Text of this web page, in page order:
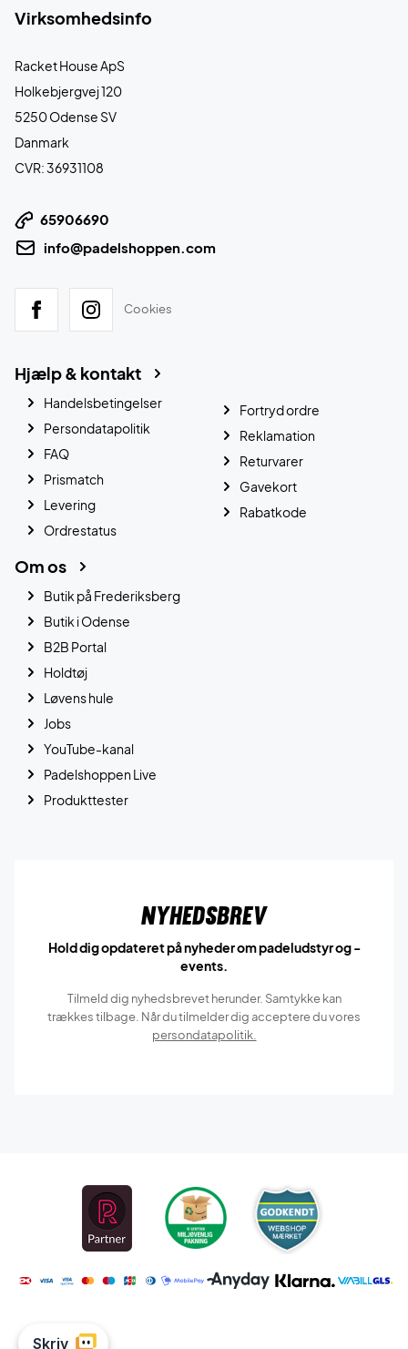
Virksomhedsinfo
Racket House ApS
Holkebjergvej 120
5250 Odense SV
Danmark
CVR: 36931108
65906690
info@padelshoppen.com
Cookies
Hjælp & kontakt
Handelsbetingelser
Persondatapolitik
FAQ
Prismatch
Levering
Ordrestatus
Fortryd ordre
Reklamation
Returvarer
Gavekort
Rabatkode
Om os
Butik på Frederiksberg
Butik i Odense
B2B Portal
Holdtøj
Løvens hule
Jobs
YouTube-kanal
Padelshoppen Live
Produkttester
Nyhedsbrev
Hold dig opdateret på nyheder om padeludstyr og -
events.
Tilmeld dig nyhedsbrevet herunder. Samtykke kan
trækkes tilbage. Når du tilmelder dig acceptere du vores
persondatapolitik.